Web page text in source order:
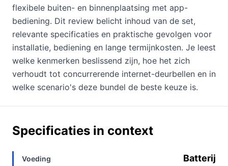
flexibele buiten- en binnenplaatsing met app-
bediening. Dit review belicht inhoud van de set,
relevante specificaties en praktische gevolgen voor
installatie, bediening en lange termijnkosten. Je leest
welke kenmerken beslissend zijn, hoe het zich
verhoudt tot concurrerende internet-deurbellen en in
welke scenario's deze bundel de beste keuze is.
Specificaties in context
Voeding Batterij